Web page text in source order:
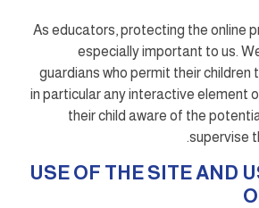
As educators, protecting the online
especially important to us.
guardians who permit their children
in particular any interactive element
their child aware of the
supervise
2. USE OF THE SITE AND